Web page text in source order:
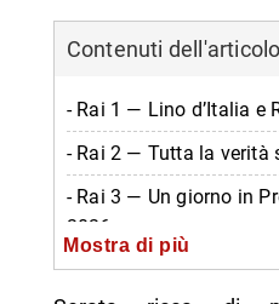
Contenuti dell'articolo
- Rai 1 — Lino d’Italia e
- Rai 2 — Tutta la verità
- Rai 3 — Un giorno in
2026
- Canale 5 —
Mostra di più